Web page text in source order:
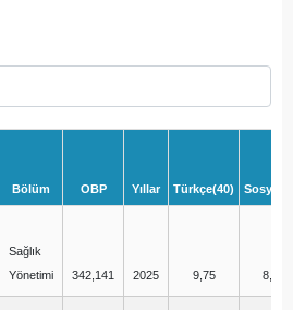
Bölüm OBP Yıllar Türkçe(40)
Sağlık
Yönetimi
342,141 2025 9,75 8,25